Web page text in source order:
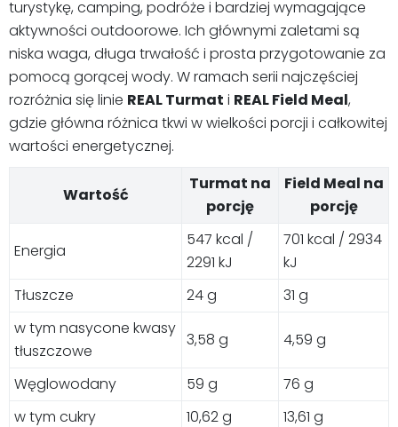
turystykę, camping, podróże i bardziej wymagające
aktywności outdoorowe. Ich głównymi zaletami są
niska waga, długa trwałość i prosta przygotowanie za
pomocą gorącej wody. W ramach serii najczęściej
rozróżnia się linie REAL Turmat i REAL Field Meal,
gdzie główna różnica tkwi w wielkości porcji i całkowitej
wartości energetycznej.
Wartość
Turmat na
porcję
Field Meal na
porcję
Energia
547 kcal /
2291 kJ
701 kcal / 2934
kJ
Tłuszcze
24 g
31 g
w tym nasycone kwasy
tłuszczowe
3,58 g 4,59 g
Węglowodany 59 g
76 g
w tym cukry
10,62 g
13,61 g